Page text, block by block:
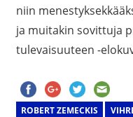
niin
ja muitakin sovittuja
tulevaisuuteen -
ROBERT ZEMECKIS